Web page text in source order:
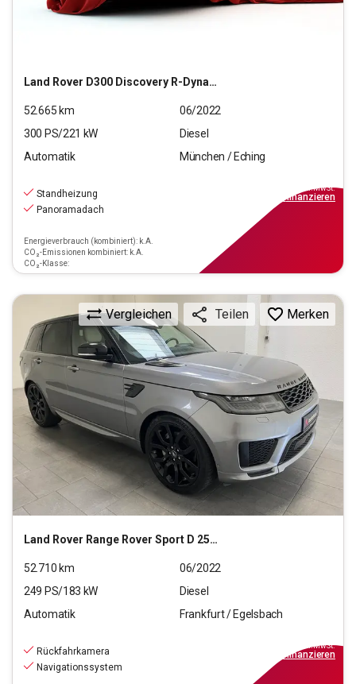
Land Rover D300 Discovery R-Dynamic HSE (EURO 6d)
52.665 km
06/2022
300 PS/221 kW
Diesel
Automatik
München / Eching
Standheizung
Panoramadach
Energieverbrauch (kombiniert): k.A.
CO₂-Emissionen kombiniert: k.A.
CO₂-Klasse:
inkl.MwSt.
finanzieren
Land Rover Range Rover Sport D 250 3.0 Mild-Hybrid HSE Dynami
Vergleichen Teilen Merken
52.710 km
06/2022
249 PS/183 kW
Diesel
Automatik
Frankfurt / Egelsbach
Rückfahrkamera
Navigationssystem
inkl.MwSt.
finanzieren